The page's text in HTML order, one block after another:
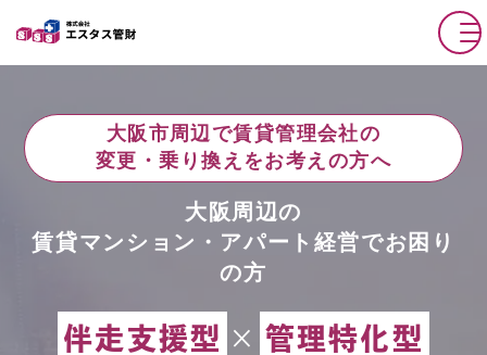
大阪市周辺で賃貸管理会社の
変更・乗り換えをお考えの方へ
大阪周辺の
賃貸マンション・アパート経営でお困り
の方
伴走支援型 × 管理特化型